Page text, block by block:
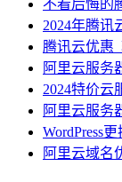
不看后悔的
2024年腾讯
腾讯云优惠
阿里云服务
2024特价云
阿里云服务
WordPress
阿里云域名